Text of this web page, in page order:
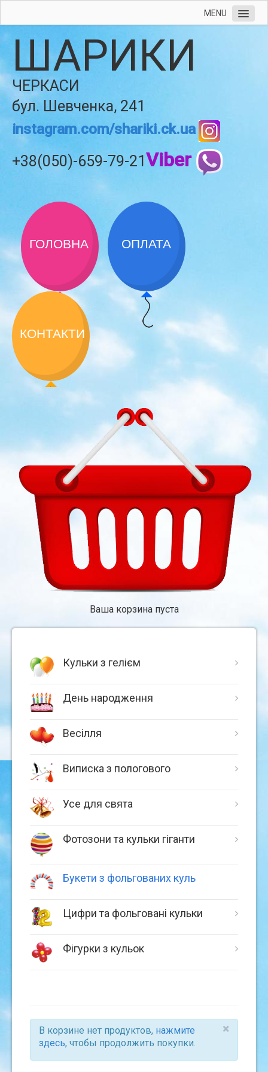
MENU
ШАРИКИ
ЧЕРКАСИ
бул. Шевченка, 241
instagram.com/shariki.ck.ua
+38(050)-659-79-21Viber
ГОЛОВНА ОПЛАТА
КОНТАКТИ
Ваша корзина пуста
Кульки з гелієм
День народження
Весілля
Виписка з пологового
Усе для свята
Фотозони та кульки гіганти
Букети з фольгованих куль
Цифри та фольговані кульки
Фігурки з кульок
×
В корзине нет продуктов, нажмите
здесь, чтобы продолжить покупки.